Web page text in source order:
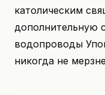
Услуги
католическим
дополнительную
водопроводы
никогда не